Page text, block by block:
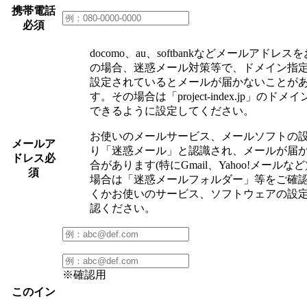
携帯電話
必須
メールア
ドレス必
須
docomo、au、softbankなどメールアドレス
の場合、迷惑メール対策等で、ドメイン指
設定されているとメールが届かないことが
す。その場合は「project-index.jp」のドメイ
できるように設定してください。
お使いのメールサービス、メールソフトの
り「迷惑メール」と認識され、メールが届
合があります(特にGmail、Yahoo!メールな
場合は「迷惑メールフォルダー」等をご確
くかお使いのサービス、ソフトウェアの設
認ください。
※確認用
このイン